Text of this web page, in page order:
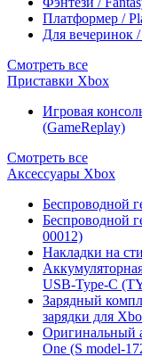
Платформер /
Для вечеринок
Смотреть все
Приставки Xbox
Игровая
(GameReplay)
Смотреть все
Аксессуары Xbox
Беспроводной
Беспроводной
00012)
Накладки на
USB-Type-C
Зарядный
зарядки для
Оригинальный
One (S model-